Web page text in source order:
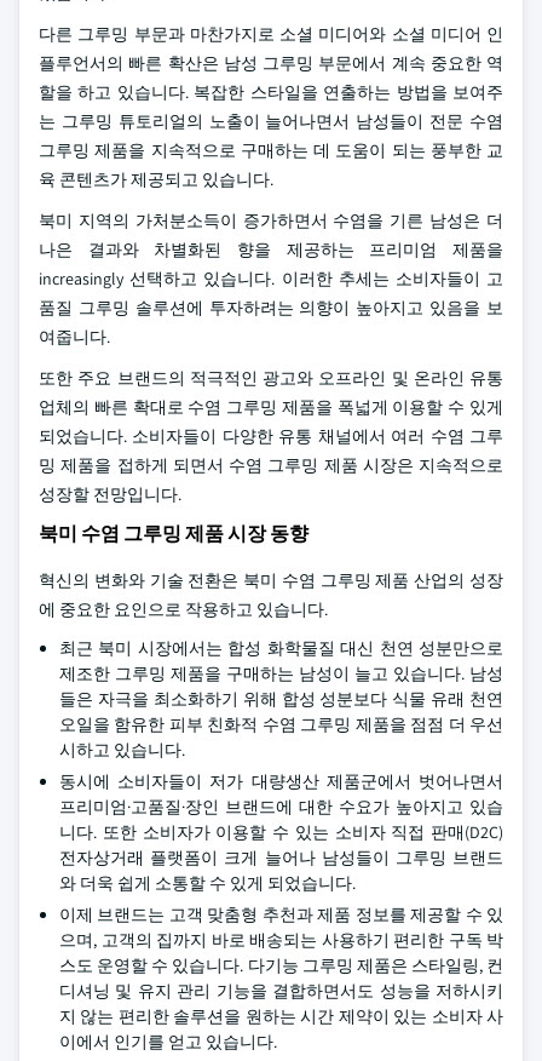
다른 그루밍 부문과 마찬가지로 소셜 미디어와 소셜 미디어 인
플루언서의 빠른 확산은 남성 그루밍 부문에서 계속 중요한 역
할을 하고 있습니다. 복잡한 스타일을 연출하는 방법을 보여주
는 그루밍 튜토리얼의 노출이 늘어나면서 남성들이 전문 수염
그루밍 제품을 지속적으로 구매하는 데 도움이 되는 풍부한 교
육 콘텐츠가 제공되고 있습니다.
북미 지역의 가처분소득이 증가하면서 수염을 기른 남성은 더
나은 결과와 차별화된 향을 제공하는 프리미엄 제품을
increasingly 선택하고 있습니다. 이러한 추세는 소비자들이 고
품질 그루밍 솔루션에 투자하려는 의향이 높아지고 있음을 보
여줍니다.
또한 주요 브랜드의 적극적인 광고와 오프라인 및 온라인 유통
업체의 빠른 확대로 수염 그루밍 제품을 폭넓게 이용할 수 있게
되었습니다. 소비자들이 다양한 유통 채널에서 여러 수염 그루
밍 제품을 접하게 되면서 수염 그루밍 제품 시장은 지속적으로
성장할 전망입니다.
북미 수염 그루밍 제품 시장 동향
혁신의 변화와 기술 전환은 북미 수염 그루밍 제품 산업의 성장
에 중요한 요인으로 작용하고 있습니다.
최근 북미 시장에서는 합성 화학물질 대신 천연 성분만으로
제조한 그루밍 제품을 구매하는 남성이 늘고 있습니다. 남성
들은 자극을 최소화하기 위해 합성 성분보다 식물 유래 천연
오일을 함유한 피부 친화적 수염 그루밍 제품을 점점 더 우선
시하고 있습니다.
동시에 소비자들이 저가 대량생산 제품군에서 벗어나면서
프리미엄·고품질·장인 브랜드에 대한 수요가 높아지고 있습
니다. 또한 소비자가 이용할 수 있는 소비자 직접 판매(D2C)
전자상거래 플랫폼이 크게 늘어나 남성들이 그루밍 브랜드
와 더욱 쉽게 소통할 수 있게 되었습니다.
이제 브랜드는 고객 맞춤형 추천과 제품 정보를 제공할 수 있
으며, 고객의 집까지 바로 배송되는 사용하기 편리한 구독 박
스도 운영할 수 있습니다. 다기능 그루밍 제품은 스타일링, 컨
디셔닝 및 유지 관리 기능을 결합하면서도 성능을 저하시키
지 않는 편리한 솔루션을 원하는 시간 제약이 있는 소비자 사
이에서 인기를 얻고 있습니다.